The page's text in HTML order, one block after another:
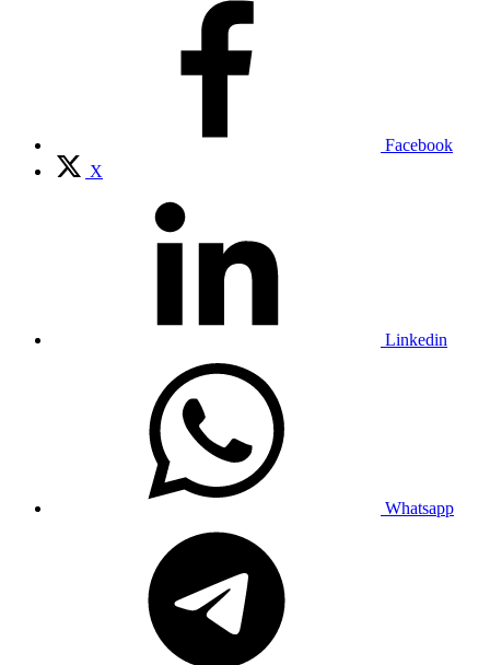
Facebook
X
Linkedin
Whatsapp